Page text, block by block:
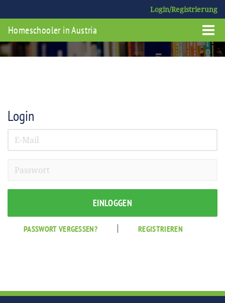
Login/Registrierung
Homeschooler in Austria
Login
PASSWORT VERGESSEN? | REGISTRIEREN